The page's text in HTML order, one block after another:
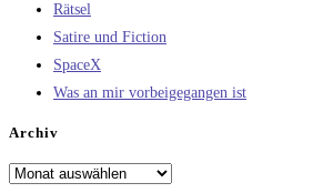
Rätsel
Satire und Fiction
SpaceX
Was an mir vorbeigegangen ist
Archiv
Archiv